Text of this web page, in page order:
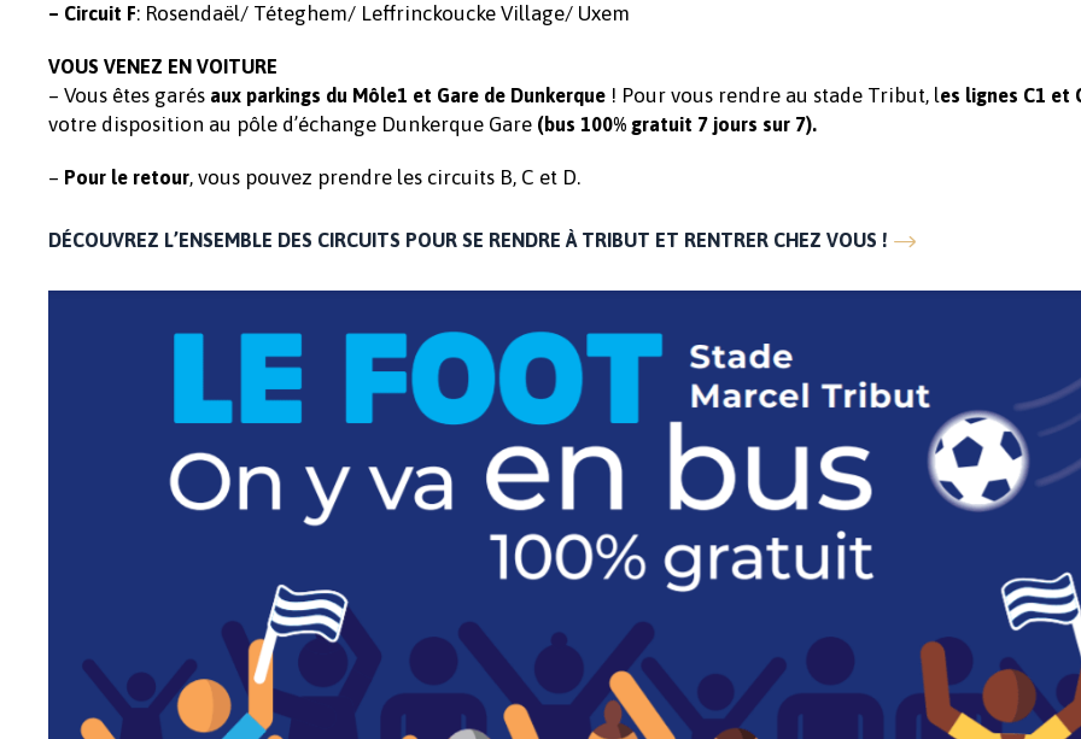
– Circuit F: Rosendaël/ Téteghem/ Leffrinckoucke Village/ Uxem
VOUS VENEZ EN VOITURE
– Vous êtes garés aux parkings du Môle1 et Gare de Dunkerque ! Pour vous rendre au stade Tribut, les lignes C1 et
votre disposition au pôle d’échange Dunkerque Gare (bus 100% gratuit 7 jours sur 7).
– Pour le retour, vous pouvez prendre les circuits B, C et D.
DÉCOUVREZ L’ENSEMBLE DES CIRCUITS POUR SE RENDRE À TRIBUT ET RENTRER CHEZ VOUS !